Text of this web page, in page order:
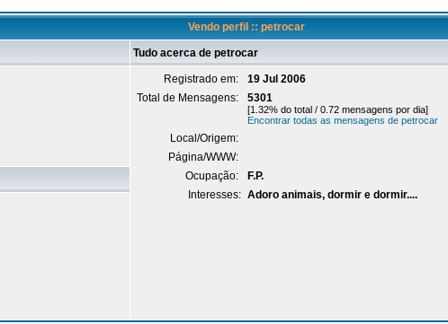
Vendo perfil :: petrocar
Tudo acerca de petrocar
Registrado em:
19 Jul 2006
Total de Mensagens:
5301
[1.32% do total / 0.72 mensagens por dia]
Encontrar todas as mensagens de petrocar
Local/Origem:
Página/WWW:
Ocupação:
F.P.
Interesses: Adoro animais, dormir e dormir....